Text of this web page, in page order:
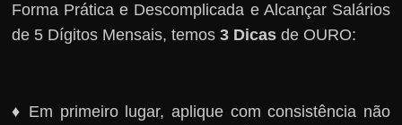
Forma Prática e Descomplicada e Alcançar Salários
de 5 Dígitos Mensais, temos3 Dicas de OURO:
♦ Em primeiro lugar, aplique com consistência não